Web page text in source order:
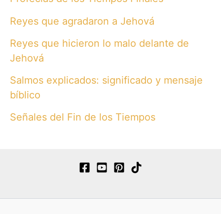
Reyes que agradaron a Jehová
Reyes que hicieron lo malo delante de
Jehová
Salmos explicados: significado y mensaje
bíblico
Señales del Fin de los Tiempos